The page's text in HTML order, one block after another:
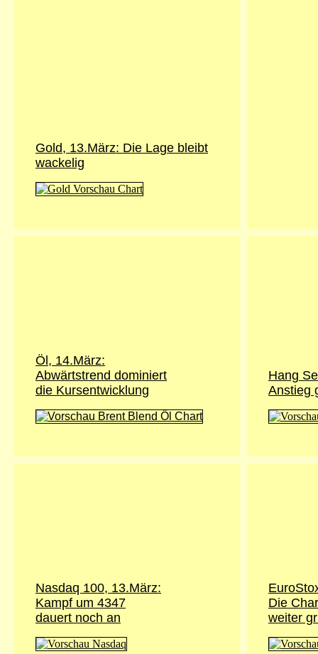
Gold, 13.März: Die Lage bleibt
wackelig
Öl, 14.März:
Abwärtstrend dominiert
die Kursentwicklung
Hang
Anstieg
Nasdaq 100, 13.März:
Kampf um 4347
dauert noch an
Die
weiter